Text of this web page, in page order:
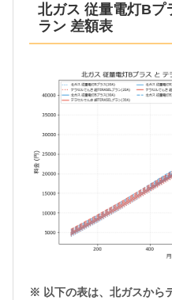
北ガス 従量電灯B
ラン 差額表
※ 以下の表は、北ガスから